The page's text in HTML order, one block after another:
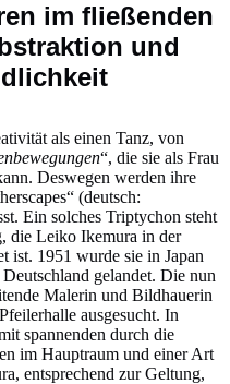
im fließenden
und
als einen Tanz, von
“, die sie als Frau
Deswegen werden ihre
(deutsch:
Ein solches Triptychon steht
die Leiko Ikemura in der
ist. 1951 wurde sie in Japan
gelandet. Die nun
Malerin und Bildhauerin
ausgesucht. In
spannenden durch die
im Hauptraum und einer Art
entsprechend zur Geltung,